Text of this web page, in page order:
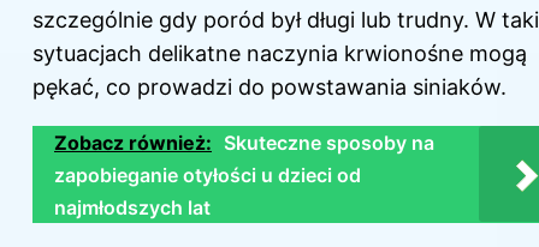
szczególnie gdy poród był długi lub trudny. W
sytuacjach delikatne naczynia krwionośne mogą
pękać, co prowadzi do powstawania siniaków.
Zobacz również: Skuteczne sposoby na
zapobieganie otyłości u dzieci od
najmłodszych lat